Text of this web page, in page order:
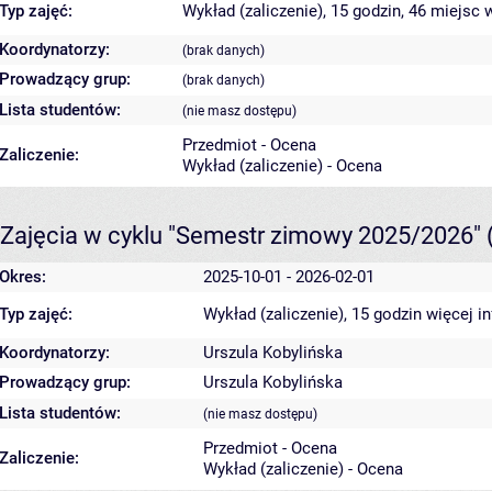
Typ zajęć:
Wykład (zaliczenie), 15 godzin, 46 miejsc
Koordynatorzy:
(brak danych)
Prowadzący grup: (brak danych)
Lista studentów: (nie masz dostępu)
Zaliczenie:
Przedmiot - Ocena
Wykład (zaliczenie) - Ocena
Zajęcia w cyklu "Semestr zimowy 2025/2026"
Okres:
2025-10-01 - 2026-02-01
Typ zajęć:
Wykład (zaliczenie), 15 godzin więcej
Koordynatorzy:
Urszula Kobylińska
Prowadzący grup:
Urszula Kobylińska
Lista studentów:
(nie masz dostępu)
Zaliczenie:
Przedmiot - Ocena
Wykład (zaliczenie) - Ocena